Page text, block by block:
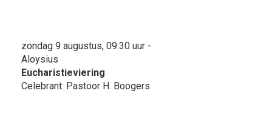
zondag 9 augustus, 09:30 uur -
Aloysius
Eucharistieviering
Celebrant: Pastoor H. Boogers